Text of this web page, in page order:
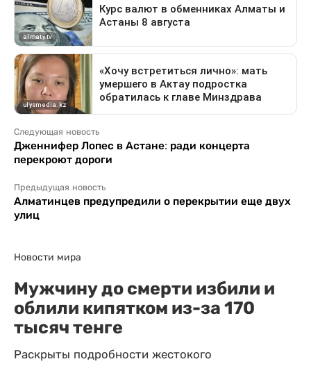
Следующая новость
Дженнифер Лопес в Астане: ради концерта
перекроют дороги
Предыдущая новость
Алматинцев предупредили о перекрытии еще двух
улиц
Новости мира
Мужчину до смерти избили и
облили кипятком из-за 170
тысяч тенге
Раскрыты подробности жестокого